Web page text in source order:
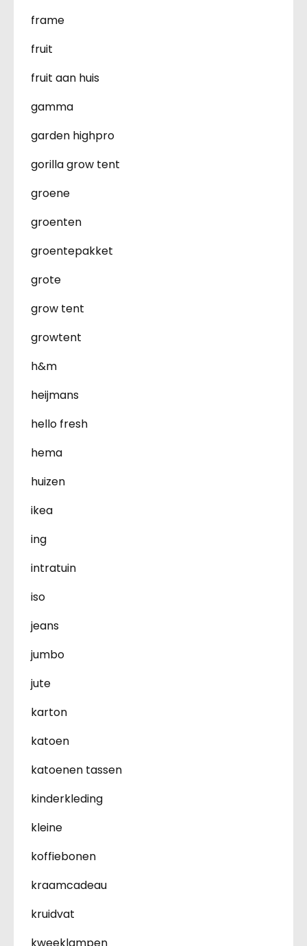
frame
fruit
fruit aan huis
gamma
garden highpro
gorilla grow tent
groene
groenten
groentepakket
grote
grow tent
growtent
h&m
heijmans
hello fresh
hema
huizen
ikea
ing
intratuin
iso
jeans
jumbo
jute
karton
katoen
katoenen tassen
kinderkleding
kleine
koffiebonen
kraamcadeau
kruidvat
kweeklampen